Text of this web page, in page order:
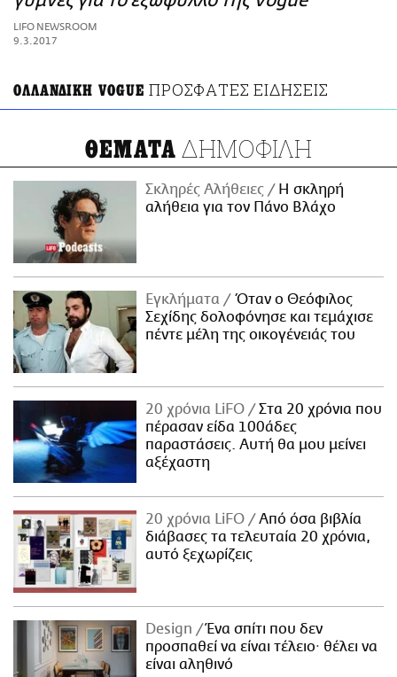
ΑΜΠΑ
PRINT
LIFO NEWSROOM
9.3.2017
ΟΛΛΑΝΔΙΚΗ VOGUE ΠΡΟΣΦΑΤΕΣ ΕΙΔΗΣΕΙΣ
ΘΕΜΑΤΑ ΔΗΜΟΦΙΛΗ
Σκληρές Αλήθειες
H σκληρή
αλήθεια για τον Πάνο Βλάχο
Εγκλήματα
Όταν ο Θεόφιλος
Σεχίδης δολοφόνησε και τεμάχισε
πέντε μέλη της οικογένειάς του
20 χρόνια LiFO
Στα 20 χρόνια που
πέρασαν είδα 100άδες
παραστάσεις. Αυτή θα μου μείνει
αξέχαστη
20 χρόνια LiFO
Από όσα βιβλία
διάβασες τα τελευταία 20 χρόνια,
αυτό ξεχωρίζεις
Design
Ένα σπίτι που δεν
προσπαθεί να είναι τέλειο· θέλει να
είναι αληθινό